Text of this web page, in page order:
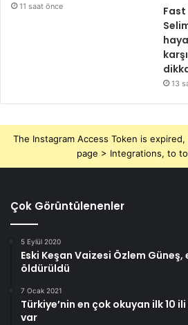
11 saat önce
Fast
13
The Instagram Access Token is
page > Integrations, to
Çok Görüntülenenler
5 Eylül 2020
Eski Keşan Vaizesi Özlem
öldürüldü
7 Ocak 2021
Türkiye’nin en çok okuyan ilk 10
var